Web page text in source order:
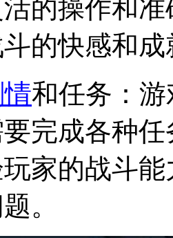
的操作和
的快感和成
和任务：
要完成各种
家的战斗
。